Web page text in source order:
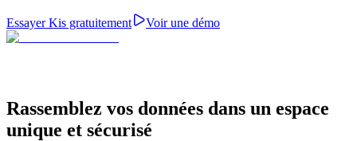
Essayer Kis gratuitement Voir une démo
Rassemblez vos données dans un espace
unique et sécurisé